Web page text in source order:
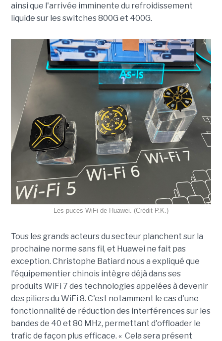
ainsi que l'arrivée imminente du refroidissement
liquide sur les switches 800G et 400G.
Les puces WiFi de Huawei. (Crédit P.K.)
Tous les grands acteurs du secteur planchent sur la
prochaine norme sans fil, et Huawei ne fait pas
exception. Christophe Batiard nous a expliqué que
l'équipementier chinois intègre déjà dans ses
produits WiFi 7 des technologies appelées à devenir
des piliers du WiFi 8. C'est notamment le cas d'une
fonctionnalité de réduction des interférences sur les
bandes de 40 et 80 MHz, permettant d'offloader le
trafic de façon plus efficace. « Cela sera présent